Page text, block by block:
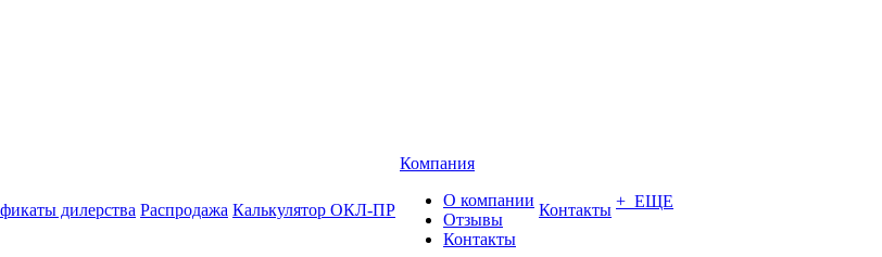
дилерства Распродажа Калькулятор ОКЛ-ПР
Компания
О компании
Отзывы
Контакты
Контакты + ЕЩЕ